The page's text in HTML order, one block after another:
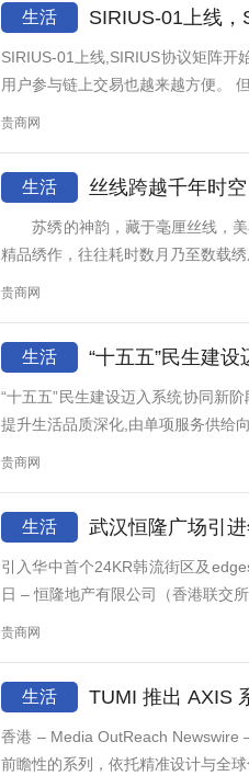
生活 SIRIUS-01上线
SIRIUS-01上线,SIRIUS协议矩阵开始加速形成 过去几年,DeFi的发展重点主要集中在交易、流动性和资产发行。AMM
用
贵商网
生活 丝线跨越千年时
苏绣的神韵，藏于毫厘丝线，美
精品绣作，往往耗时数月乃至数载
贵商网
生活 “十五五”民生建
“十五五”民生建设迈入系统协同新阶段 润民工程构建综合服务新格局 2026年
提升生活品质深化,由单项服务供给
贵商网
生活 武汉恒隆广场引
引入华中首个24KR韩流街区及edgestreet百货 总面积约
日 – 恒隆地产有限公司（香港联交
贵商网
生活 TUMI 推出 AXIS
香港 – Media OutReach Newswire
前瞻性的系列，依托精准设计与全